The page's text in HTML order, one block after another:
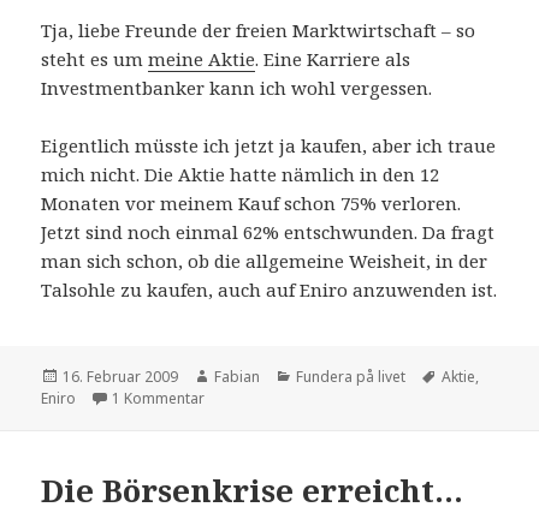
Tja, liebe Freunde der freien Marktwirtschaft – so
steht es ummeine Aktie. Eine Karriere als
Investmentbanker kann ich wohl vergessen.
Eigentlich müsste ich jetzt ja kaufen, aber ich traue
mich nicht. Die Aktie hatte nämlich in den 12
Monaten vor meinem Kauf schon 75% verloren.
Jetzt sind noch einmal 62% entschwunden. Da fragt
man sich schon, ob die allgemeine Weisheit, in der
Talsohle zu kaufen, auch auf Eniro anzuwenden ist.
Veröffentlicht
am
16. Februar 2009 Autor
Fabian Kategorien
Fundera på livet Schlagwörter
Aktie,
Eniro
1 Kommentarzu Investmenttipps mit Fabian – heute: Eniro
Die Börsenkrise erreicht…